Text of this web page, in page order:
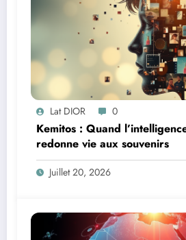
Lat DIOR 0
Kemitos : Quand
redonne vie aux souvenirs
Juillet 20, 2026